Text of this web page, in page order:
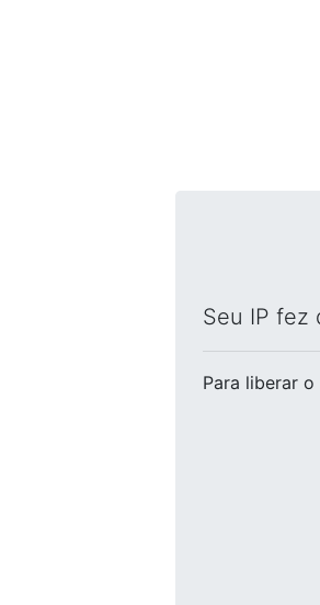
Seu IP fez
Para liberar o